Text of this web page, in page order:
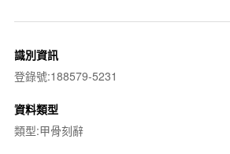
識別資訊
登錄號:188579-5231
資料類型
類型:甲骨刻辭